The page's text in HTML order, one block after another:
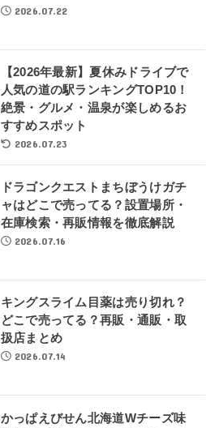
2026.07.22
【2026年最新】夏休みドライブで
人気の道の駅ランキングTOP10！
絶景・グルメ・温泉が楽しめるお
すすめスポット
2026.07.23
ドラゴンクエストまちぼうけガチ
ャはどこで売ってる？設置場所・
在庫検索・再販情報を徹底解説
2026.07.16
キングスライム目薬は売り切れ？
どこで売ってる？再販・通販・取
扱店まとめ
2026.07.14
かっぱえびせん北海道Wチーズ味